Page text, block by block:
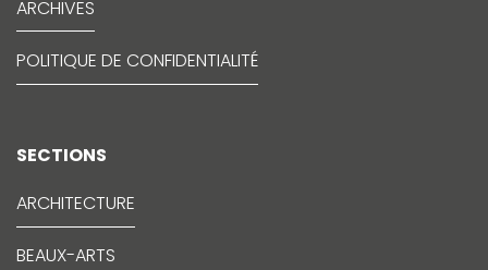
ARCHIVES
POLITIQUE DE CONFIDENTIALITÉ
SECTIONS
ARCHITECTURE
BEAUX-ARTS